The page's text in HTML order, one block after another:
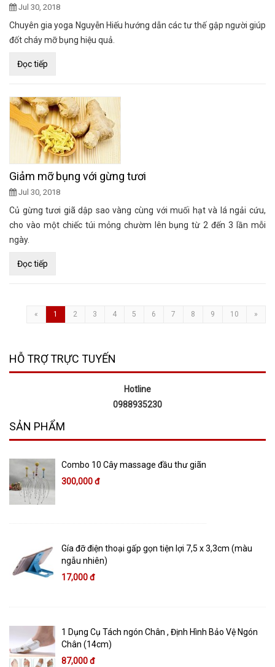
Jul 30, 2018
Chuyên gia yoga Nguyễn Hiếu hướng dẫn các tư thế gập người giúp
đốt cháy mỡ bụng hiệu quả.
Đọc tiếp
Giảm mỡ bụng với gừng tươi
Jul 30, 2018
Củ gừng tươi giã dập sao vàng cùng với muối hạt và lá ngải cứu,
cho vào một chiếc túi mỏng chườm lên bụng từ 2 đến 3 lần mỗi
ngày.
Đọc tiếp
« 1 2 3 4 5 6 7 8 9 10 »
HỖ TRỢ TRỰC TUYẾN
Hotline
0988935230
SẢN PHẨM
Combo 10 Cây massage đầu thư giãn
300,000 đ
Gía đỡ điện thoại gấp gọn tiện lợi 7,5 x 3,3cm (màu
ngẫu nhiên)
17,000 đ
1 Dụng Cụ Tách ngón Chân , Định Hình Bảo Vệ Ngón
Chân (14cm)
87,000 đ